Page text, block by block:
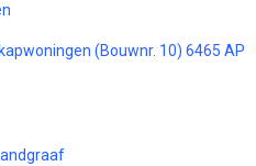
(Bouwnr. 10) 6465 AP